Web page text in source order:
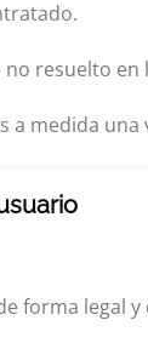
resuelto en
a medida
forma legal y